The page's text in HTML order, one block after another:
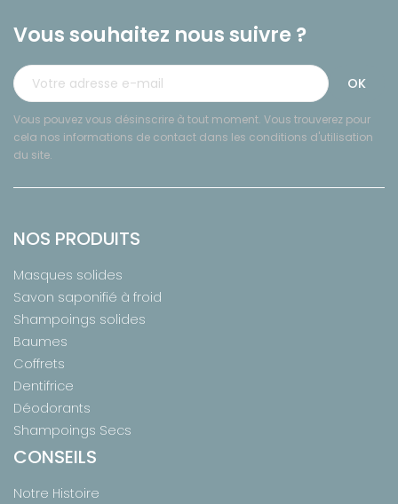
Vous souhaitez nous suivre ?
Vous pouvez vous désinscrire à tout moment. Vous trouverez pour
cela nos informations de contact dans les conditions d'utilisation
du site.
NOS PRODUITS
Masques solides
Savon saponifié à froid
Shampoings solides
Baumes
Coffrets
Dentifrice
Déodorants
Shampoings Secs
CONSEILS
Notre Histoire